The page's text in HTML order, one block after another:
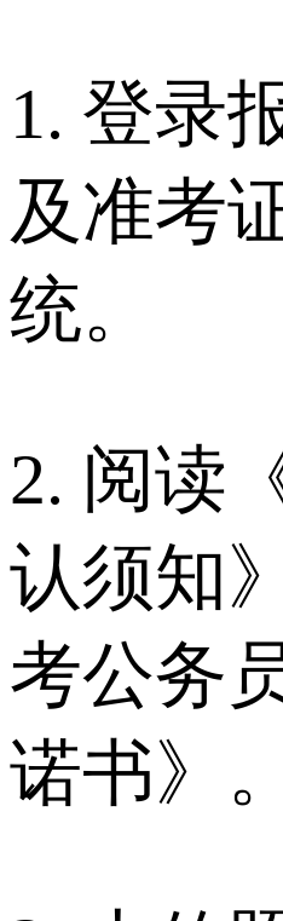
1. 登录
及准考
统。
2. 阅读
认须知
考公务
诺书》。